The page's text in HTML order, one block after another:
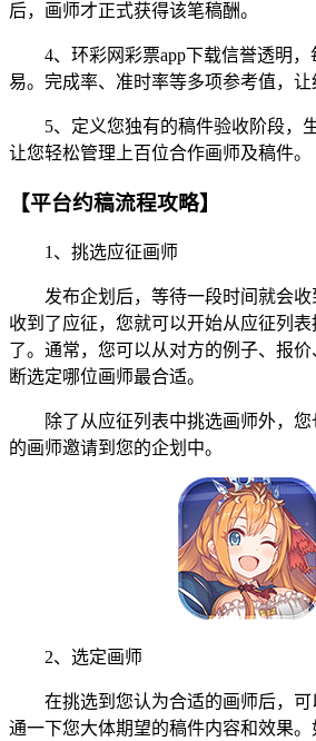
后，画师才正式获得该笔稿酬。
4、环彩网彩票app下载信誉透明，
易。完成率、准时率等多项参考值，让
5、定义您独有的稿件验收阶段，生
让您轻松管理上百位合作画师及稿件。
【平台约稿流程攻略】
1、挑选应征画师
发布企划后，等待一段时间就会收
收到了应征，您就可以开始从应征列
了。通常，您可以从对方的例子、报
断选定哪位画师最合适。
除了从应征列表中挑选画师外，您
的画师邀请到您的企划中。
2、选定画师
在挑选到您认为合适的画师后，可
通一下您大体期望的稿件内容和效果